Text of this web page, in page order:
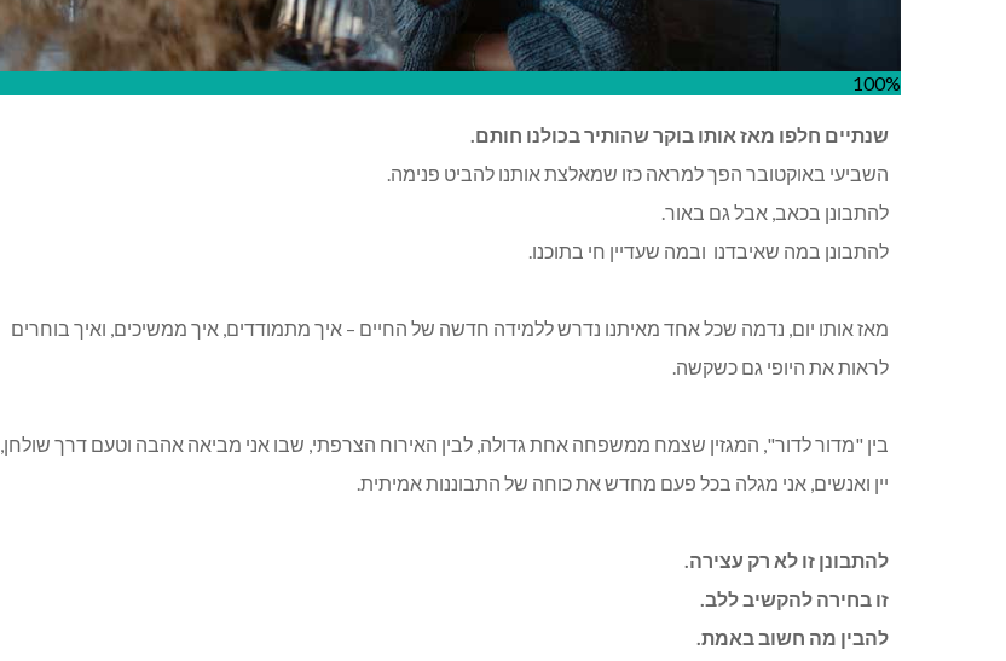
100%
שנתיים חלפו מאז אותו בוקר שהותיר בכולנו חותם.
השביעי באוקטובר הפך למראה כזו שמאלצת אותנו להביט פנימה.
להתבונן בכאב, אבל גם באור.
להתבונן במה שאיבדנו ובמה שעדיין חי בתוכנו.
מאז אותו יום, נדמה שכל אחד מאיתנו נדרש ללמידה חדשה של החיים – איך מתמודדים, איך ממשיכים, ואיך בוחרים
לראות את היופי גם כשקשה.
בין "מדור לדור", המגזין שצמח ממשפחה אחת גדולה, לבין האירוח הצרפתי, שבו אני מביאה אהבה וטעם דרך שולחן,
יין ואנשים, אני מגלה בכל פעם מחדש את כוחה של התבוננות אמיתית.
להתבונן זו לא רק עצירה.
זו בחירה להקשיב ללב.
להבין מה חשוב באמת.